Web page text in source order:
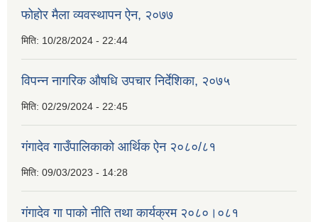
फोहोर मैला व्यवस्थापन ऐन, २०७७
मिति: 10/28/2024 - 22:44
विपन्न नागरिक औषधि उपचार निर्देशिका, २०७५
मिति: 02/29/2024 - 22:45
गंगादेव गाउँपालिकाको आर्थिक ऐन २०८०/८१
मिति: 09/03/2023 - 14:28
गंगादेव गा पाको नीति तथा कार्यक्रम २०८०।०८१